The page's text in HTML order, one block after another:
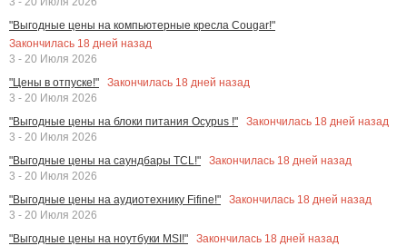
"Выгодные цены на компьютерные кресла Cougar!"
Закончилась 18 дней назад
3 - 20 Июля 2026
"Цены в отпуске!"
Закончилась 18 дней назад
3 - 20 Июля 2026
"Выгодные цены на блоки питания Ocypus !"
Закончилась 18 дней назад
3 - 20 Июля 2026
"Выгодные цены на саундбары TCL!"
Закончилась 18 дней назад
3 - 20 Июля 2026
"Выгодные цены на аудиотехнику Fifine!"
Закончилась 18 дней назад
3 - 20 Июля 2026
"Выгодные цены на ноутбуки MSI!"
Закончилась 18 дней назад